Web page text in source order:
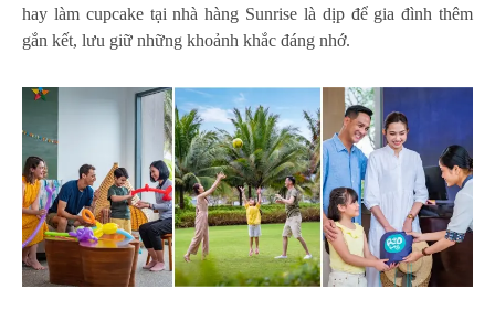
hay làm cupcake tại nhà hàng Sunrise là dịp để gia đình thêm
gắn kết, lưu giữ những khoảnh khắc đáng nhớ.